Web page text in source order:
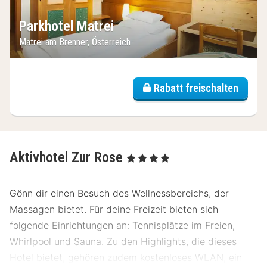
Parkhotel Matrei
Matrei am Brenner, Österreich
Rabatt freischalten
Aktivhotel Zur Rose , 4 Sterne
Gönn dir einen Besuch des Wellnessbereichs, der
Massagen bietet. Für deine Freizeit bieten sich
folgende Einrichtungen an: Tennisplätze im Freien,
Whirlpool und Sauna. Zu den Highlights, die dieses
Hotel bietet, gehören zudem kostenloses WLAN, ein